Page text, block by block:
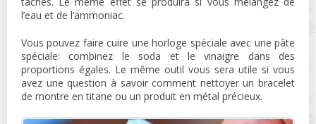
l’eau et de l’ammoniac.
Vous pouvez faire cuire une horloge spéciale avec une pâte
spéciale: combinez le soda et le vinaigre dans des
proportions égales. Le même outil vous sera utile si vous
avez une question à savoir comment nettoyer un bracelet
de montre en titane ou un produit en métal précieux.